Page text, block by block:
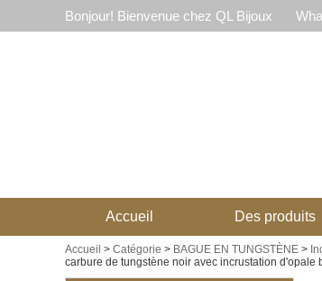
Bonjour! Bienvenue chez QL Bijoux
Accueil Des produits
Accueil > Catégorie > BAGUE EN TUNGSTÈNE >
carbure de tungstène noir avec incrustation d'opale